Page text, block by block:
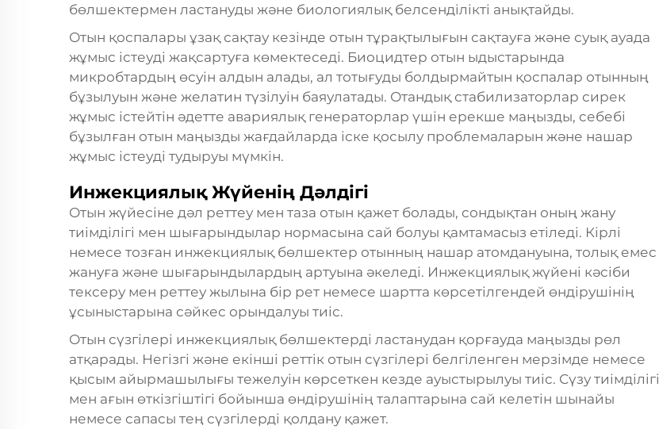
бөлшектермен ластануды және биологиялық белсенділікті анықтайды.
Отын қоспалары ұзақ сақтау кезінде отын тұрақтылығын сақтауға және суық ауада
жұмыс істеуді жақсартуға көмектеседі. Биоцидтер отын ыдыстарында
микробтардың өсуін алдын алады, ал тотығуды болдырмайтын қоспалар отынның
бұзылуын және желатин түзілуін баяулатады. Отандық стабилизаторлар сирек
жұмыс істейтін әдетте авариялық генераторлар үшін ерекше маңызды, себебі
бұзылған отын маңызды жағдайларда іске қосылу проблемаларын және нашар
жұмыс істеуді тудыруы мүмкін.
Инжекциялық Жүйенің Дәлдігі
Отын жүйесіне дәл реттеу мен таза отын қажет болады, сондықтан оның жану
тиімділігі мен шығарындылар нормасына сай болуы қамтамасыз етіледі. Кірлі
немесе тозған инжекциялық бөлшектер отынның нашар атомдануына, толық емес
жануға және шығарындылардың артуына әкеледі. Инжекциялық жүйені кәсіби
тексеру мен реттеу жылына бір рет немесе шартта көрсетілгендей өндірушінің
ұсыныстарына сәйкес орындалуы тиіс.
Отын сүзгілері инжекциялық бөлшектерді ластанудан қорғауда маңызды рөл
атқарады. Негізгі және екінші реттік отын сүзгілері белгіленген мерзімде немесе
қысым айырмашылығы тежелуін көрсеткен кезде ауыстырылуы тиіс. Сүзу тиімділігі
мен ағын өткізгіштігі бойынша өндірушінің талаптарына сай келетін шынайы
немесе сапасы тең сүзгілерді қолдану қажет.